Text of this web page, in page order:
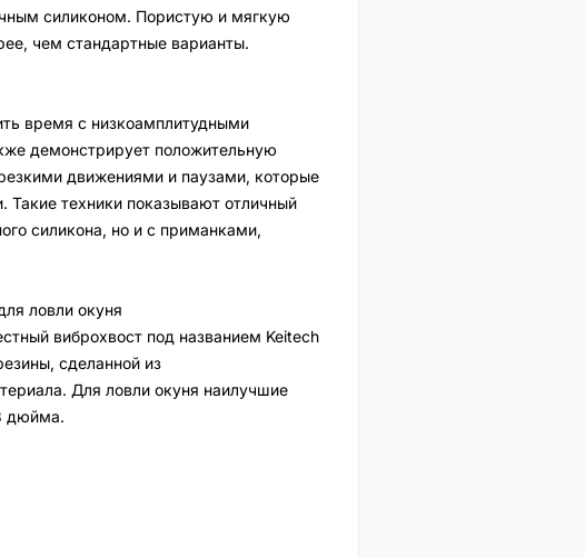
силиконом. Пористую и мягкую
чем стандартные варианты.
время с низкоамплитудными
демонстрирует положительную
движениями и паузами, которые
Такие техники показывают отличный
силикона, но и с приманками,
ловли окуня
виброхвост под названием Keitech
сделанной из
Для ловли окуня наилучшие
дюйма.